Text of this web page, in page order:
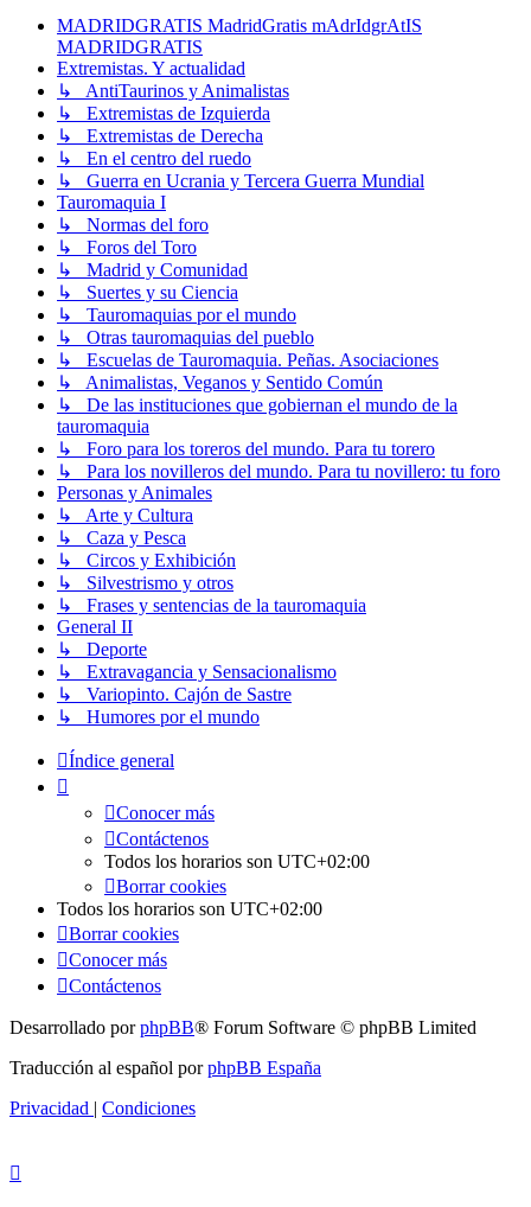
MADRIDGRATIS MadridGratis mAdrIdgrAtIS
MADRIDGRATIS
Extremistas. Y actualidad
↳ AntiTaurinos y Animalistas
↳ Extremistas de Izquierda
↳ Extremistas de Derecha
↳ En el centro del ruedo
↳ Guerra en Ucrania y Tercera Guerra Mundial
Tauromaquia I
↳ Normas del foro
↳ Foros del Toro
↳ Madrid y Comunidad
↳ Suertes y su Ciencia
↳ Tauromaquias por el mundo
↳ Otras tauromaquias del pueblo
↳ Escuelas de Tauromaquia. Peñas. Asociaciones
↳ Animalistas, Veganos y Sentido Común
↳ De las instituciones que gobiernan el mundo de la
tauromaquia
↳ Foro para los toreros del mundo. Para tu torero
↳ Para los novilleros del mundo. Para tu novillero: tu foro
Personas y Animales
↳ Arte y Cultura
↳ Caza y Pesca
↳ Circos y Exhibición
↳ Silvestrismo y otros
↳ Frases y sentencias de la tauromaquia
General II
↳ Deporte
↳ Extravagancia y Sensacionalismo
↳ Variopinto. Cajón de Sastre
↳ Humores por el mundo
Índice general
Conocer más
Contáctenos
Todos los horarios son UTC+02:00
Borrar cookies
Todos los horarios son UTC+02:00
Borrar cookies
Conocer más
Contáctenos
Desarrollado porphpBB® Forum Software © phpBB Limited
Traducción al español porphpBB España
Privacidad | Condiciones